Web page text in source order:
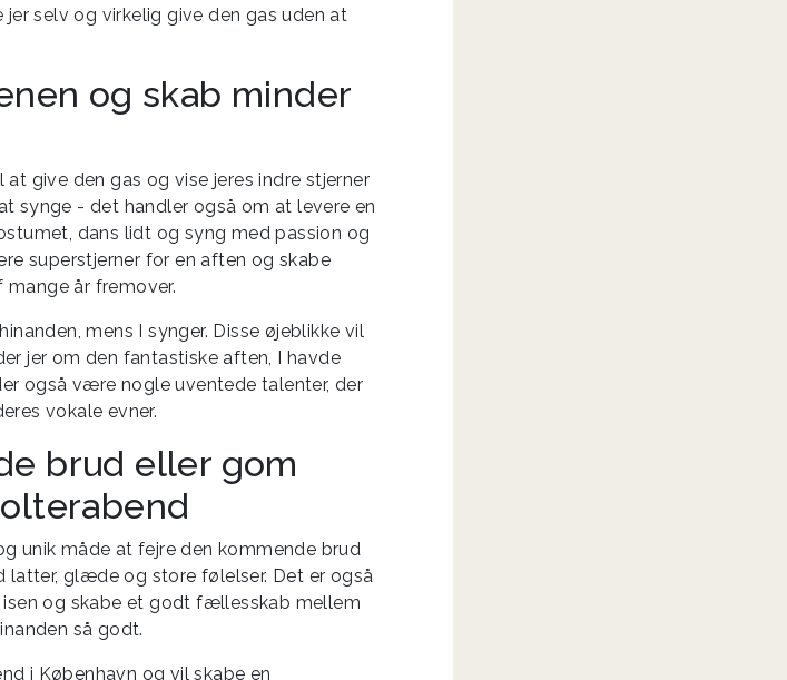
selv og virkelig give den gas uden at
og skab minder
give den gas og vise jeres indre stjerner
synge - det handler også om at levere en
dans lidt og syng med passion og
superstjerner for en aften og skabe
år fremover.
mens I synger. Disse øjeblikke vil
jer om den fantastiske aften, I havde
også være nogle uventede talenter, der
vokale evner.
brud eller gom
unik måde at fejre den kommende brud
glæde og store følelser. Det er også
og skabe et godt fællesskab mellem
så godt.
i København og vil skabe en